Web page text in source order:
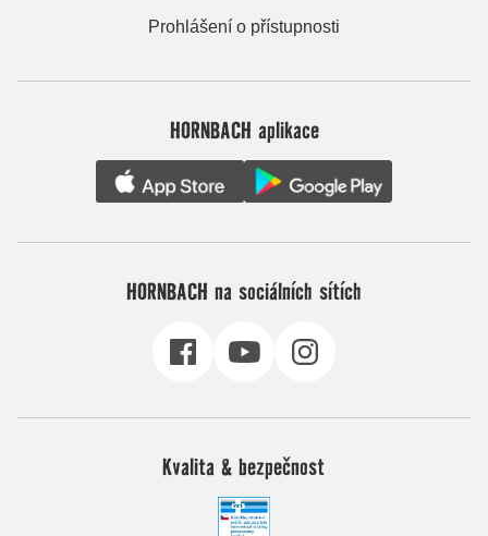
Prohlášení o přístupnosti
HORNBACH aplikace
HORNBACH na sociálních sítích
Kvalita & bezpečnost